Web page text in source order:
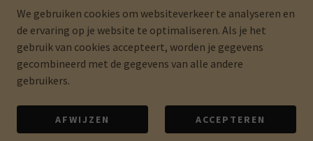
PRIVACYBELEID
We gebruiken cookies om websiteverkeer te analyseren en
de ervaring op je website te optimaliseren. Als je het
gebruik van cookies accepteert, worden je gegevens
gecombineerd met de gegevens van alle andere
gebruikers.
AFWIJZEN ACCEPTEREN